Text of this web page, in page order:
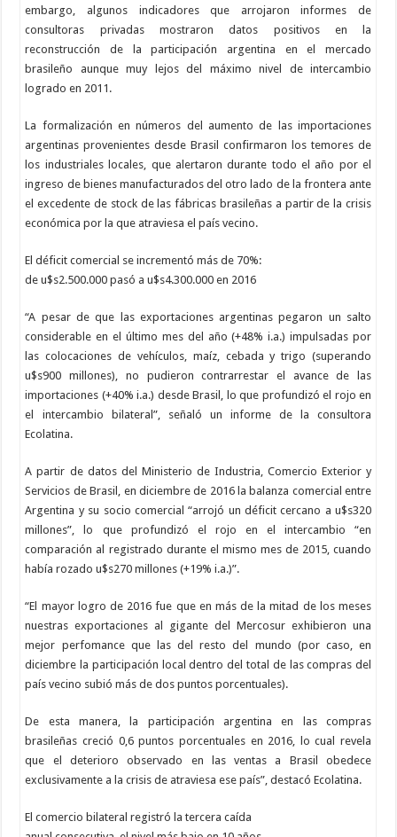
embargo, algunos indicadores que arrojaron informes de
consultoras privadas mostraron datos positivos en la
reconstrucción de la participación argentina en el mercado
brasileño aunque muy lejos del máximo nivel de intercambio
logrado en 2011.
La formalización en números del aumento de las importaciones
argentinas provenientes desde Brasil confirmaron los temores de
los industriales locales, que alertaron durante todo el año por el
ingreso de bienes manufacturados del otro lado de la frontera ante
el excedente de stock de las fábricas brasileñas a partir de la crisis
económica por la que atraviesa el país vecino.
El déficit comercial se incrementó más de 70%:
de u$s2.500.000 pasó a u$s4.300.000 en 2016
“A pesar de que las exportaciones argentinas pegaron un salto
considerable en el último mes del año (+48% i.a.) impulsadas por
las colocaciones de vehículos, maíz, cebada y trigo (superando
u$s900 millones), no pudieron contrarrestar el avance de las
importaciones (+40% i.a.) desde Brasil, lo que profundizó el rojo en
el intercambio bilateral”, señaló un informe de la consultora
Ecolatina.
A partir de datos del Ministerio de Industria, Comercio Exterior y
Servicios de Brasil, en diciembre de 2016 la balanza comercial entre
Argentina y su socio comercial “arrojó un déficit cercano a u$s320
millones”, lo que profundizó el rojo en el intercambio “en
comparación al registrado durante el mismo mes de 2015, cuando
había rozado u$s270 millones (+19% i.a.)”.
“El mayor logro de 2016 fue que en más de la mitad de los meses
nuestras exportaciones al gigante del Mercosur exhibieron una
mejor perfomance que las del resto del mundo (por caso, en
diciembre la participación local dentro del total de las compras del
país vecino subió más de dos puntos porcentuales).
De esta manera, la participación argentina en las compras
brasileñas creció 0,6 puntos porcentuales en 2016, lo cual revela
que el deterioro observado en las ventas a Brasil obedece
exclusivamente a la crisis de atraviesa ese país”, destacó Ecolatina.
El comercio bilateral registró la tercera caída